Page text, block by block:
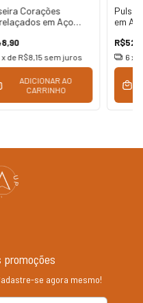
Corações
em Aço
x de R$8,15 sem juros
ADICIONAR AO
CARRINHO
em
6 x
promoções
se agora mesmo!